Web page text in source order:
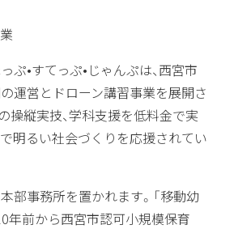
ぷ•すてっぷ•じゃんぷは、西宮市
運営とドローン講習事業を展開さ
操縦実技、学科支援を低料金で実
で明るい社会づくりを応援されてい
部事務所を置かれます。「移動幼
年前から西宮市認可小規模保育